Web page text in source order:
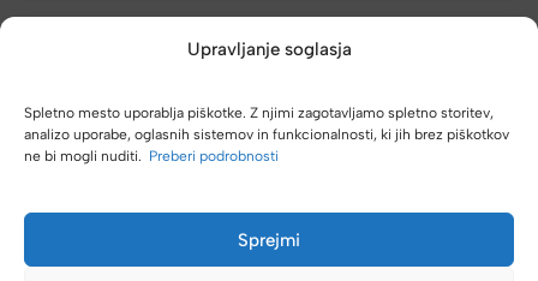
Upravljanje soglasja
Spletno mesto uporablja piškotke. Z njimi zagotavljamo spletno storitev,
analizo uporabe, oglasnih sistemov in funkcionalnosti, ki jih brez piškotkov
ne bi mogli nuditi. Preberi podrobnosti
Sprejmi